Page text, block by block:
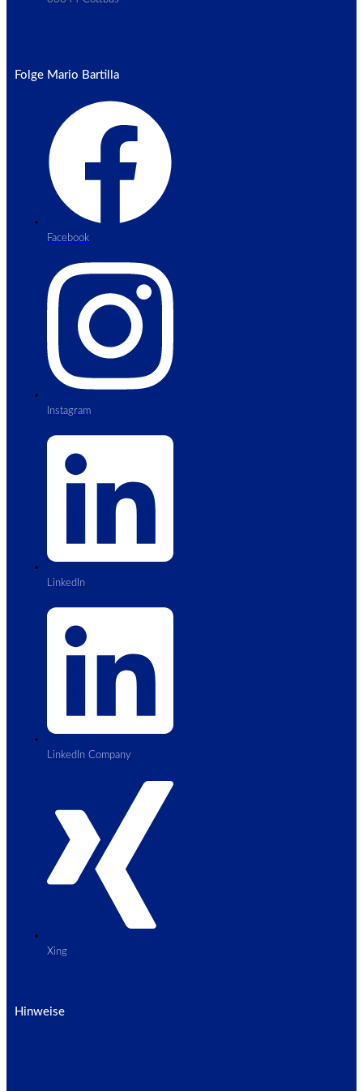
Folge Mario Bartilla
Facebook
Instagram
LinkedIn
LinkedIn Company
Xing
Hinweise